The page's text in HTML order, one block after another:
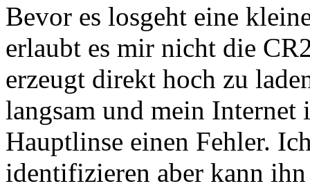
Bevor es losgeht eine
erlaubt es mir nicht die
erzeugt direkt hoch zu
langsam und mein Internet
Hauptlinse einen Fehler.
identifizieren aber kann